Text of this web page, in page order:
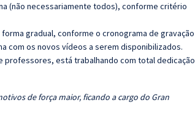
(não necessariamente todos), conforme critério
gradual, conforme o cronograma de gravação
com os novos vídeos a serem disponibilizados.
professores, está trabalhando com total dedicação
de força maior, ficando a cargo do Gran